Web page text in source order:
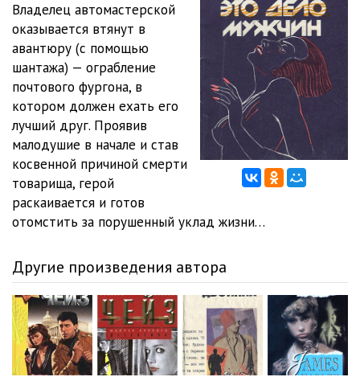
Глава_9 15:17
Глава_10 08:23
Глава_11 19:06
Глава_12
Глава_13 19:04
Глава_14
Глава_15
Глава_17 14:26
Глава_18 14:13
Глава_19 10:31
Владелец автомастерской
оказывается втянут в
авантюру (с помощью
шантажа) — ограбление
почтового фургона, в
котором должен ехать его
лучший друг. Проявив
малодушие в начале и став
косвенной причиной смерти
товарища, герой
раскаивается и готов
отомстить за порушенный уклад жизни…
Другие произведения автора